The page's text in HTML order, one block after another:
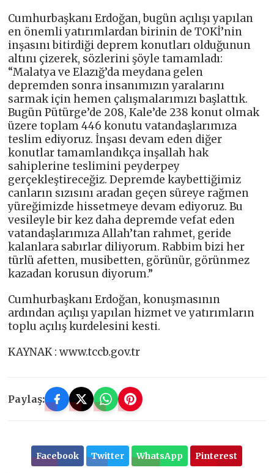
Cumhurbaşkanı Erdoğan, bugün açılışı yapılan
en önemli yatırımlardan birinin de TOKİ’nin
inşasını bitirdiği deprem konutları olduğunun
altını çizerek, sözlerini şöyle tamamladı:
“Malatya ve Elazığ’da meydana gelen
depremden sonra insanımızın yaralarını
sarmak için hemen çalışmalarımızı başlattık.
Bugün Pütürge’de 208, Kale’de 238 konut olmak
üzere toplam 446 konutu vatandaşlarımıza
teslim ediyoruz. İnşası devam eden diğer
konutlar tamamlandıkça inşallah hak
sahiplerine teslimini peyderpey
gerçekleştireceğiz. Depremde kaybettiğimiz
canların sızısını aradan geçen süreye rağmen
yüreğimizde hissetmeye devam ediyoruz. Bu
vesileyle bir kez daha depremde vefat eden
vatandaşlarımıza Allah’tan rahmet, geride
kalanlara sabırlar diliyorum. Rabbim bizi her
türlü afetten, musibetten, görünür, görünmez
kazadan korusun diyorum.”
Cumhurbaşkanı Erdoğan, konuşmasının
ardından açılışı yapılan hizmet ve yatırımların
toplu açılış kurdelesini kesti.
KAYNAK : www.tccb.gov.tr
Paylaş:
Facebook Twitter WhatsApp Pinterest